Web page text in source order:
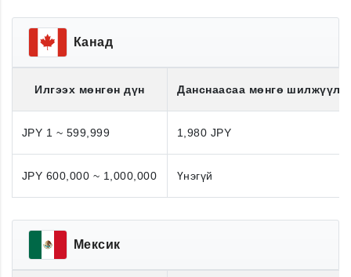
Канад
Илгээх мөнгөн дүн Данснаасаа мөнгө
JPY 1 ~ 599,999 1,980 JPY
JPY 600,000 ~ 1,000,000 Үнэгүй
Мексик